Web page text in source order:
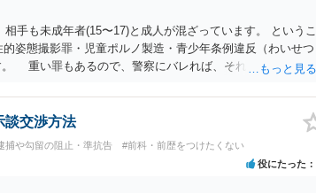
手も未成年者(15〜17)と成人が混ざっています。 というこ
姿態撮影罪・児童ポルノ製造・青少年条例違反（わいせつ
重い罪もあるので、警察にバレれば、それなりの捜査を
談交渉方法
捕や勾留の阻止・準抗告 #前科・前歴をつけたくない
役にたった